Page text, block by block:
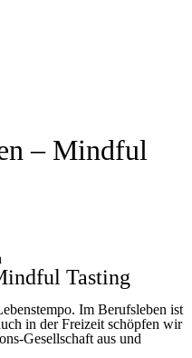
– Mindful
Tasting
Im Berufsleben ist
in der Freizeit schöpfen wir
Gesellschaft aus und